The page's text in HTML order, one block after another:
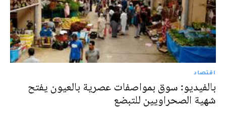
اقتصاد
بالفيديو: سوق بمواصفات عصرية بالعيون يفتح
شهية الصحراويين للتبضع